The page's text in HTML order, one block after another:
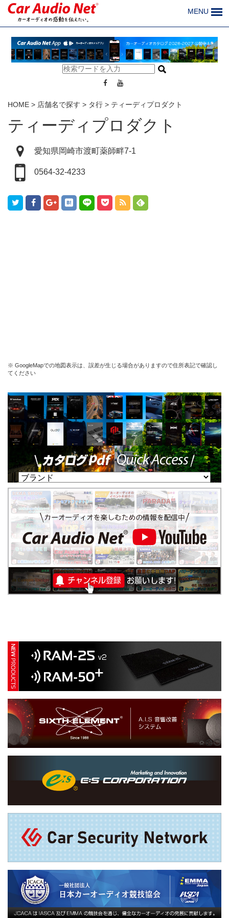
MENU
HOME > 店舗名で探す > タ行 > ティーディプロダクト
ティーディプロダクト
愛知県岡崎市渡町薬師畔7-1
0564-32-4233
※ GoogleMapでの地図表示は、誤差が生じる場合がありますので住所表記で確認し
てください